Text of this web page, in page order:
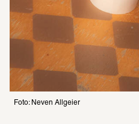
Foto: Neven Allgeier